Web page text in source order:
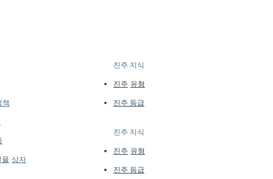
ct of SI Quality Natural Diamond
책
물 상자
진주 지식
진주 유형
진주 등급
진주 지식
진주 유형
진주 등급